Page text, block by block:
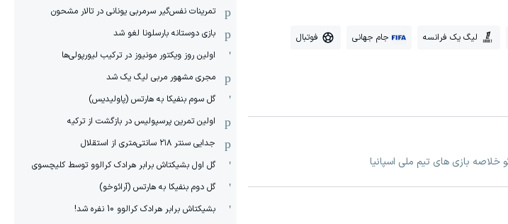
لیگ یک فرانسه جام جهانی فوتبال
خلاصه بازی های تیم ملی اسپانیا
‏تمرینات نفس‌گیر سرمربی یونانی در تالار مشحون
بازی دوستانه بارسلونا لغو شد
اولین روز ویکتور مونیوز در ترکیب لیورپولی‌ها
مجری مشهور مربی لیگ یک شد
گل سوم بنفیکا به هارتس (پاولیدیس)
اولین تمرین پرسپولیس در بازگشت از ترکیه
جدایی سنتر ۲۱۸ سانتی‌متری از استقلال
گل اول بشیکتاش برابر هرادک کرالوو توسط کلیچسوی
گل دوم بنفیکا به هارتس (آرائوخو)
بشیکتاش برابر هرادک کرالوو 10 نفره شد!